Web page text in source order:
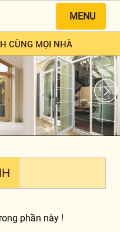
MENU
CÙNG MỌI NHÀ
phần này !